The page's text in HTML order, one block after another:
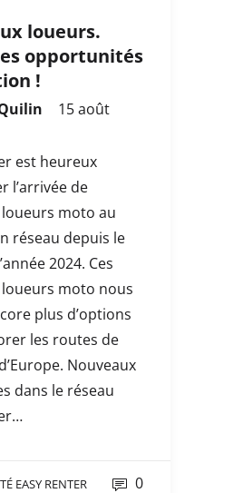
loueurs.
opportunités
!
15 août
est heureux
l’arrivée de
moto au
réseau depuis le
2024. Ces
moto nous
plus d’options
les routes de
Nouveaux
dans le réseau
EASY RENTER 0